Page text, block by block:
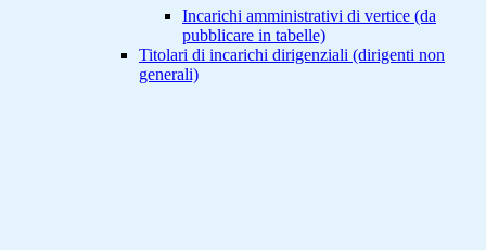
Incarichi amministrativi di vertice (da
pubblicare in tabelle)
Titolari di incarichi dirigenziali (dirigenti non
generali)